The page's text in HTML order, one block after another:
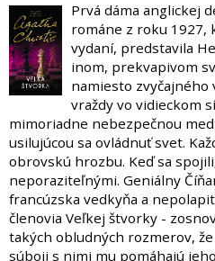
Prvá dáma anglickej
románe z roku 1927,
vydaní, predstavila
inom, prekvapivom
namiesto
vraždy vo vidieckom
mimoriadne nebezpečnou
usilujúcou sa ovládnuť svet.
obrovskú hrozbu. Keď sa
neporaziteľnými. Geniálny
francúzska vedkyňa a
členovia Veľkej štvorky -
takých obludných rozmerov,
súboji s nimi mu pomáhajú